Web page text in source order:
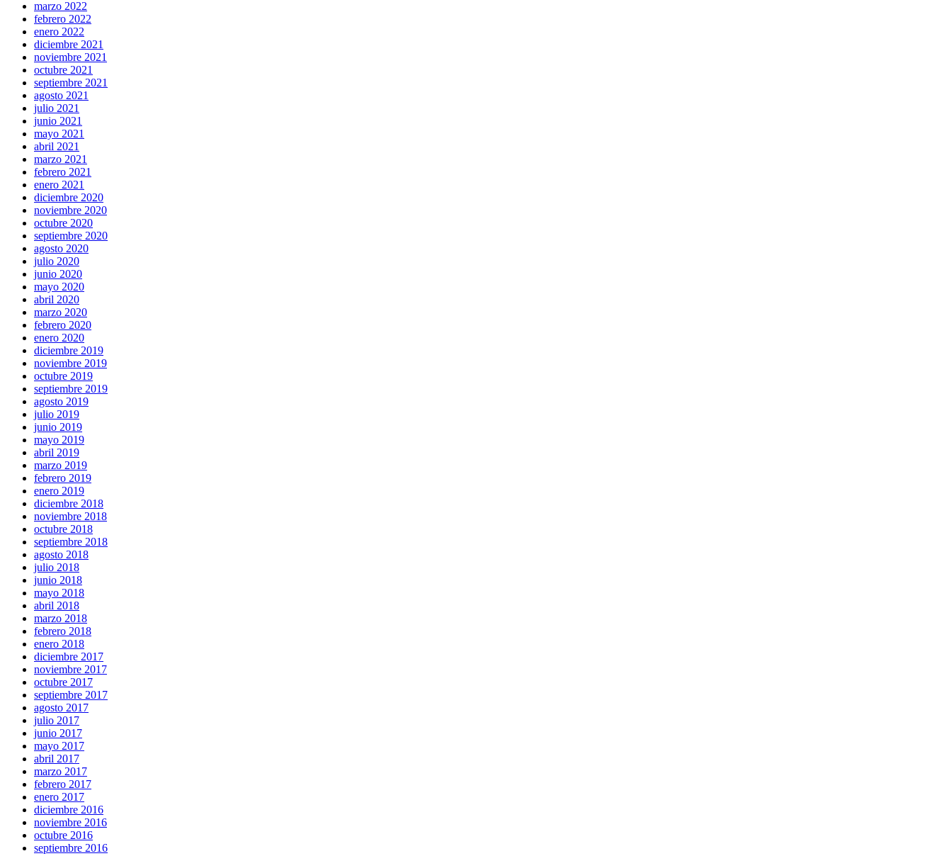
marzo 2022
febrero 2022
enero 2022
diciembre 2021
noviembre 2021
octubre 2021
septiembre 2021
agosto 2021
julio 2021
junio 2021
mayo 2021
abril 2021
marzo 2021
febrero 2021
enero 2021
diciembre 2020
noviembre 2020
octubre 2020
septiembre 2020
agosto 2020
julio 2020
junio 2020
mayo 2020
abril 2020
marzo 2020
febrero 2020
enero 2020
diciembre 2019
noviembre 2019
octubre 2019
septiembre 2019
agosto 2019
julio 2019
junio 2019
mayo 2019
abril 2019
marzo 2019
febrero 2019
enero 2019
diciembre 2018
noviembre 2018
octubre 2018
septiembre 2018
agosto 2018
julio 2018
junio 2018
mayo 2018
abril 2018
marzo 2018
febrero 2018
enero 2018
diciembre 2017
noviembre 2017
octubre 2017
septiembre 2017
agosto 2017
julio 2017
junio 2017
mayo 2017
abril 2017
marzo 2017
febrero 2017
enero 2017
diciembre 2016
noviembre 2016
octubre 2016
septiembre 2016